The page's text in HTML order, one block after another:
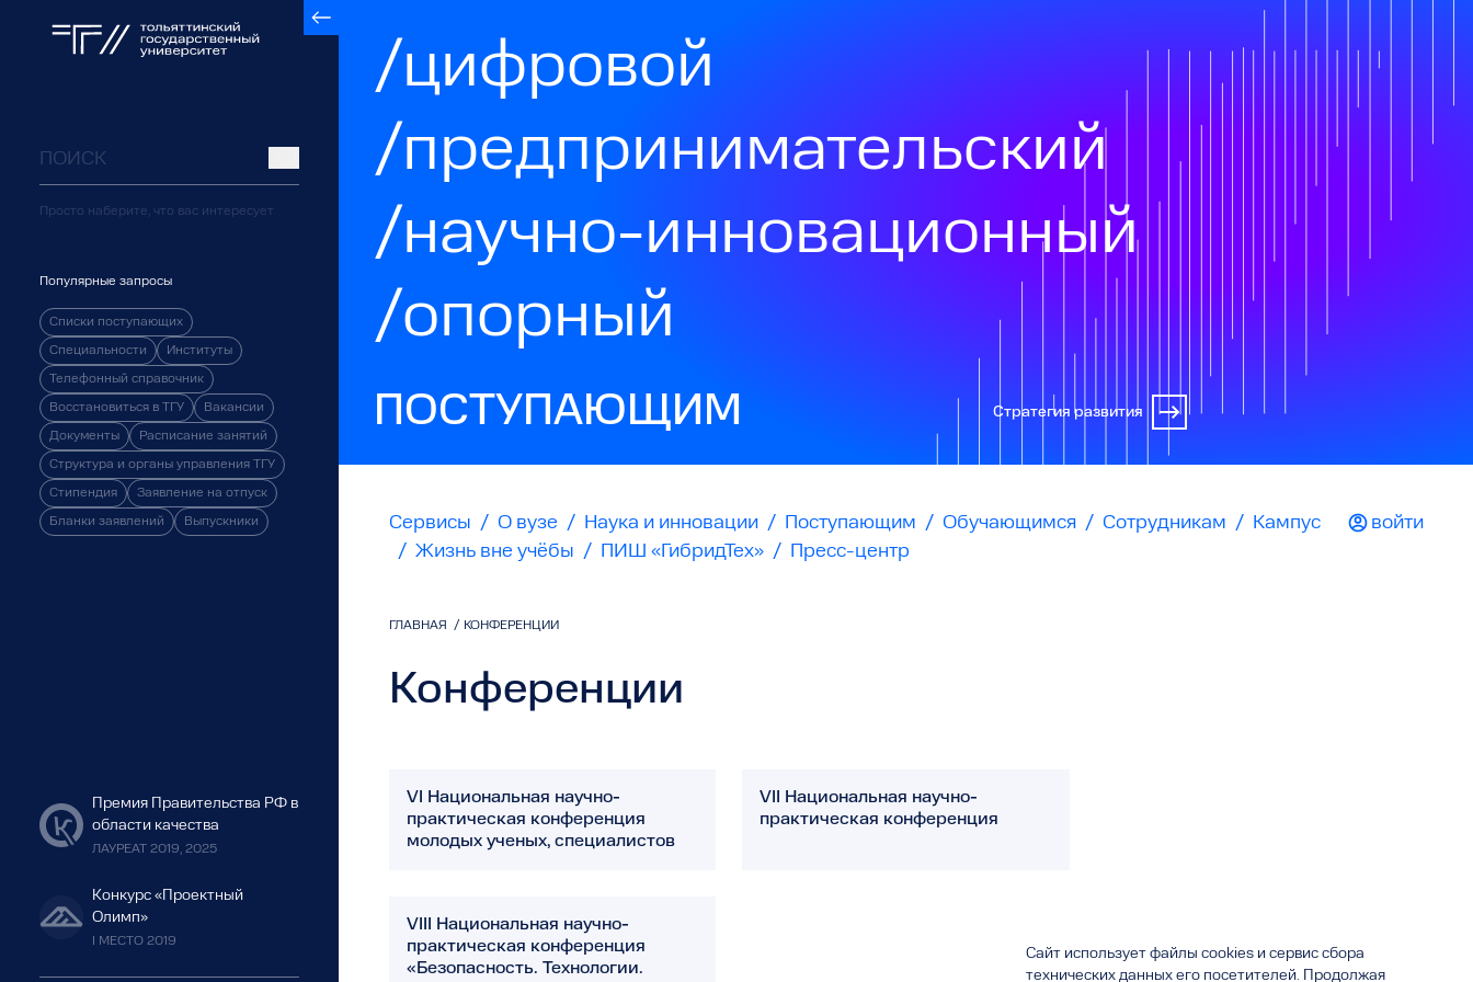
Просто наберите, что вас интересует
Популярные запросы
Списки поступающих
Специальности Институты
Телефонный справочник
Восстановиться в ТГУ Вакансии
Документы Расписание занятий
Структура и органы управления ТГУ
Стипендия Заявление на отпуск
Бланки заявлений Выпускники
Премия Правительства РФ в
области качества
ЛАУРЕАТ 2019, 2025
Конкурс «Проектный
Олимп»
I МЕСТО 2019
/цифровой
/предпринимательский
/научно-инновационный
/опорный
ПОСТУПАЮЩИМ Стратегия развития
Сервисы / О вузе / Наука и инновации / Поступающим / Обучающимся / Сотрудникам /
Кампус
/ Жизнь вне учёбы / ПИШ «ГибридТех» / Пресс-центр
войти
ГЛАВНАЯ / КОНФЕРЕНЦИИ
Конференции
VI Национальная научно-
практическая конференция
молодых ученых, специалистов
VII Национальная научно-
практическая конференция
VIII Национальная научно-
практическая конференция
«Безопасность. Технологии.
Сайт использует файлы cookies и сервис сбора
технических данных его посетителей. Продолжая